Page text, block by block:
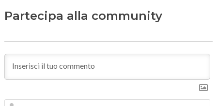
Partecipa alla community